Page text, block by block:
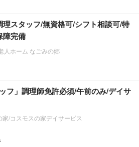
理スタッフ/無資格可/シフト相談可/特
障完備
人ホーム なごみの郷
フ」調理師免許必須/午前のみ/デイサ
/コスモスの家デイサービス